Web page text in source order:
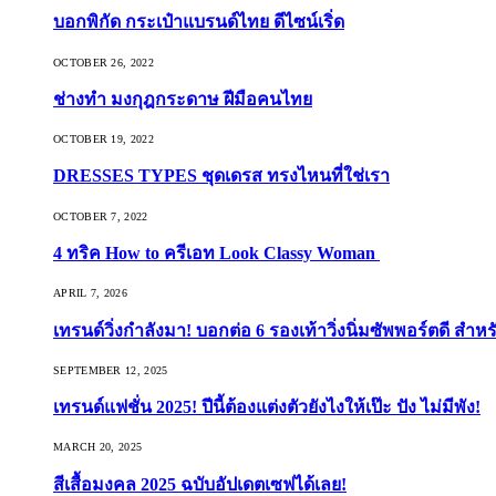
บอกพิกัด กระเป๋าแบรนด์ไทย ดีไซน์เริ่ด
OCTOBER 26, 2022
ช่างทำ มงกุฎกระดาษ ฝีมือคนไทย
OCTOBER 19, 2022
DRESSES TYPES ชุดเดรส ทรงไหนที่ใช่เรา
OCTOBER 7, 2022
4 ทริค How to ครีเอท Look Classy Woman
APRIL 7, 2026
เทรนด์วิ่งกำลังมา! บอกต่อ 6 รองเท้าวิ่งนิ่มซัพพอร์ตดี สำห
SEPTEMBER 12, 2025
เทรนด์แฟชั่น 2025! ปีนี้ต้องแต่งตัวยังไงให้เป๊ะ ปัง ไม่มีพัง!
MARCH 20, 2025
สีเสื้อมงคล 2025 ฉบับอัปเดตเซฟได้เลย!